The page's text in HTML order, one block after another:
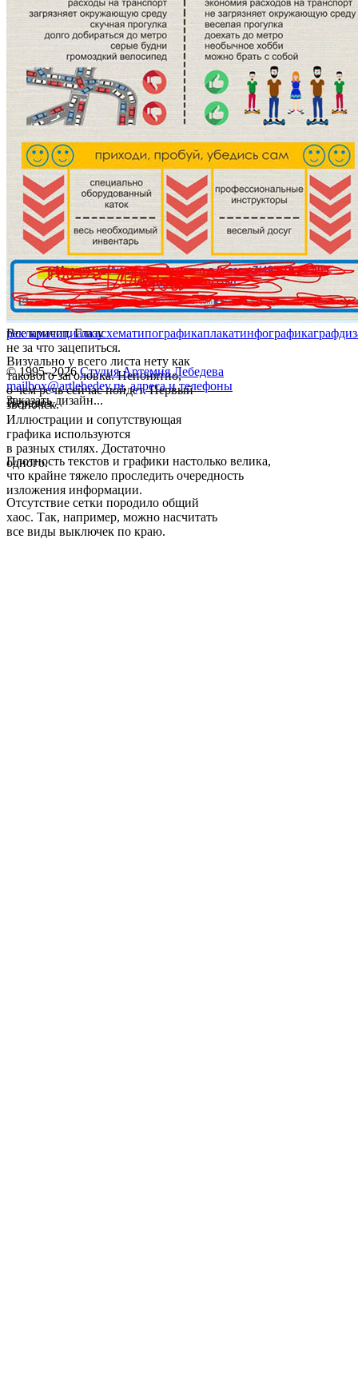
Все кричит. Глазу
не за что зацепиться.
Визуально у всего листа нету как
такового заголовка. Непонятно,
о чем речь сейчас пойдет. Первый
звоночек.
Передоз.
Иллюстрации и сопутствующая
графика используются
в разных стилях. Достаточно
одного.
Плотность текстов и графики настолько велика,
что крайне тяжело проследить очередность
изложения информации.
Отсутствие сетки породило общий
хаос. Так, например, можно насчитать
все виды выключек по краю.
рекламасоциалкасхематипографикаплакатинфографика
© 1995–2026 Студия Артемия Лебедева
mailbox@artlebedev.ru, адреса и телефоны
Заказать дизайн...